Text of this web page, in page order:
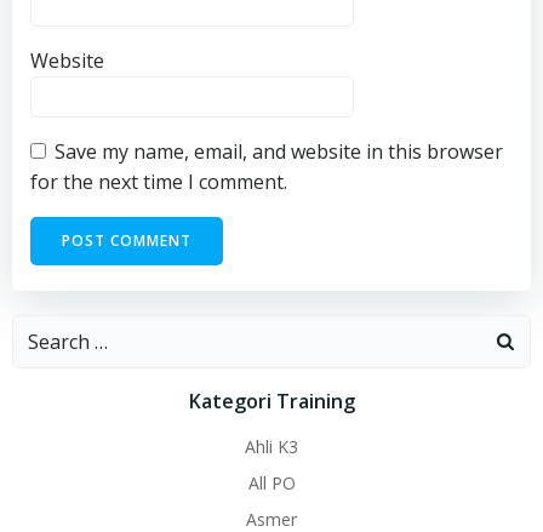
Website
Save my name, email, and website in this browser
for the next time I comment.
Search
Kategori Training
Ahli K3
All PO
Asmer